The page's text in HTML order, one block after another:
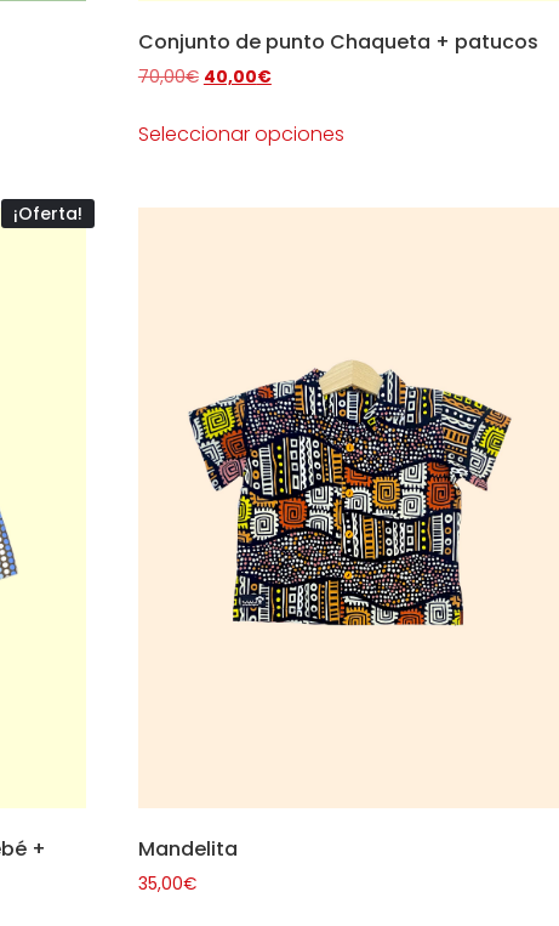
Conjunto de punto Chaqueta + patucos
70,00€ 40,00€
Seleccionar opciones
¡Oferta!
+
Mandelita
35,00€